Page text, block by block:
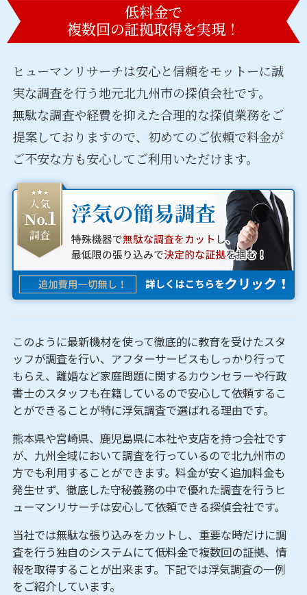
低料金で
複数回の証拠取得を実現！
ヒューマンリサーチは安心と信頼をモットーに誠
実な調査を行う地元北九州市の探偵会社です。
無駄な調査や経費を抑えた合理的な探偵業務をご
提案しておりますので、 初めてのご依頼で料金が
ご不安な方も安心してご利用いただけます。
このように最新機材を使って徹底的に教育を受けたスタ
ッフが調査を行い、アフターサービスもしっかり行って
もらえ、離婚など家庭問題に関するカウンセラーや行政
書士のスタッフも在籍しているので安心して依頼するこ
とができることが特に浮気調査で選ばれる理由です。
熊本県や宮崎県、鹿児島県に本社や支店を持つ会社です
が、九州全域において調査を行っているので北九州市の
方でも利用することができます。料金が安く追加料金も
発生せず、徹底した守秘義務の中で優れた調査を行うヒ
ューマンリサーチは安心して依頼できる探偵会社です。
当社では無駄な張り込みをカットし、重要な時だけに調
査を行う独自のシステムにて低料金で複数回の証拠、情
報を取得することが出来ます。下記では浮気調査の一例
をご紹介しています。